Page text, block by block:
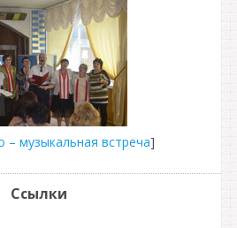
– музыкальная встреча]
Ссылки